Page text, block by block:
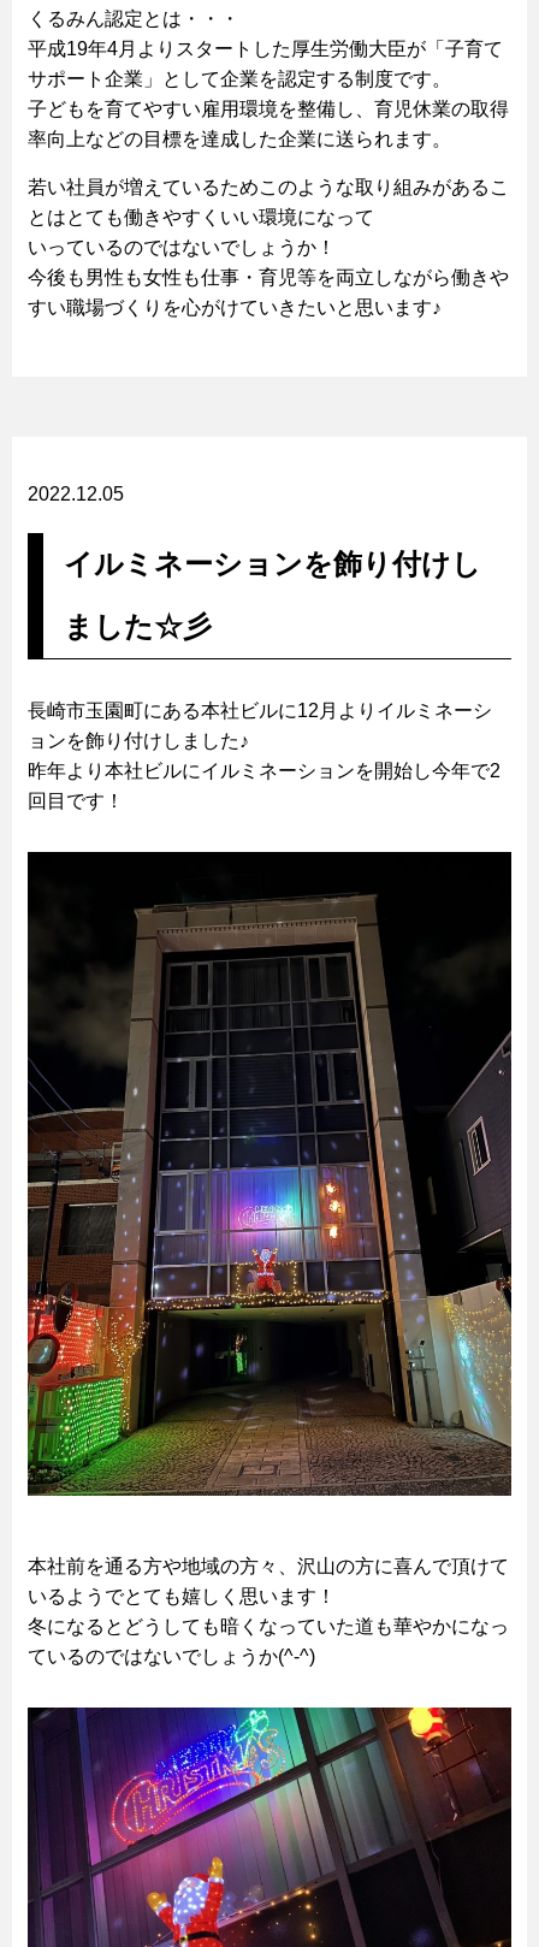
くるみん認定とは・・・
平成19年4月よりスタートした厚生労働大臣が「子育て
サポート企業」として企業を認定する制度です。
子どもを育てやすい雇用環境を整備し、育児休業の取得
率向上などの目標を達成した企業に送られます。
若い社員が増えているためこのような取り組みがあるこ
とはとても働きやすくいい環境になって
いっているのではないでしょうか！
今後も男性も女性も仕事・育児等を両立しながら働きや
すい職場づくりを心がけていきたいと思います♪
2022.12.05
イルミネーションを飾り付けし
ました☆彡
長崎市玉園町にある本社ビルに12月よりイルミネーシ
ョンを飾り付けしました♪
昨年より本社ビルにイルミネーションを開始し今年で2
回目です！
本社前を通る方や地域の方々、沢山の方に喜んで頂けて
いるようでとても嬉しく思います！
冬になるとどうしても暗くなっていた道も華やかになっ
ているのではないでしょうか(^-^)